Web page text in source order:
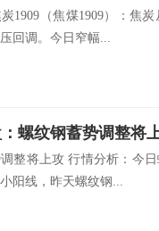
1909（焦煤1909）：焦
回调。今日窄幅...
螺纹钢蓄势调整将
整将上攻 行情分析：今
阳线，昨天螺纹钢...